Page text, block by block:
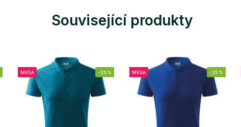
Související produkty
MEGA -25% MEGA -25%